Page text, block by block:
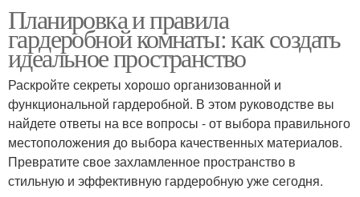
Планировка и правила
гардеробной комнаты: как создать
идеальное пространство
Раскройте секреты хорошо организованной и
функциональной гардеробной. В этом руководстве вы
найдете ответы на все вопросы - от выбора правильного
местоположения до выбора качественных материалов.
Превратите свое захламленное пространство в
стильную и эффективную гардеробную уже сегодня.